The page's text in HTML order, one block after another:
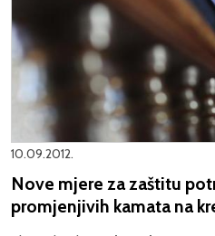
10.09.2012.
Nove mjere za zaštitu
promjenjivih kamata na